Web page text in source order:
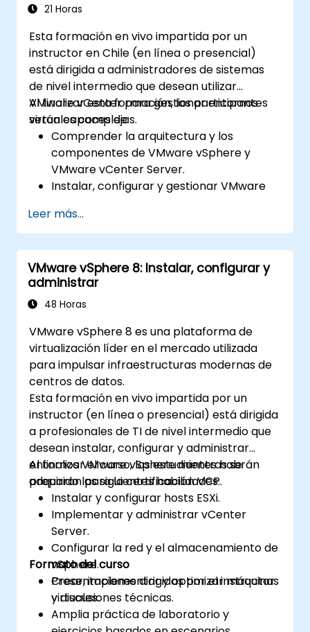
21 Horas
Esta formación en vivo impartida por un
instructor en Chile (en línea o presencial)
está dirigida a administradores de sistemas
de nivel intermedio que desean utilizar
VMware vCenter para gestionar entornos
virtuales complejos.
Al finalizar esta formación, los participantes
serán capaces de:
Comprender la arquitectura y los
componentes de VMware vSphere y
VMware vCenter Server.
Instalar, configurar y gestionar VMware
Implementar configuraciones avanzadas
de red y almacenamiento.
Crear, gestionar y migrar máquinas
virtuales.
Asegurar la alta disponibilidad y la
recuperación ante desastres en un
Automatizar tareas de vSphere y
gestionar el ciclo de vida y las
actualizaciones.
Diagnosticar problemas comunes y
aplicar las mejores prácticas.
Leer más...
VMware vSphere 8: Instalar, configurar y
administrar
48 Horas
VMware vSphere 8 es una plataforma de
virtualización líder en el mercado utilizada
para impulsar infraestructuras modernas de
centros de datos.
Esta formación en vivo impartida por un
instructor (en línea o presencial) está dirigida
a profesionales de TI de nivel intermedio que
desean instalar, configurar y administrar
entornos VMware vSphere mientras se
preparan para la certificación VCP.
Al finalizar el curso, los estudiantes habrán
adquirido las siguientes habilidades:
Instalar y configurar hosts ESXi.
Implementar y administrar vCenter
Server.
Configurar la red y el almacenamiento de
vSphere.
Crear, implementar y optimizar máquinas
virtuales.
Formato del curso
Presentaciones dirigidas por el instructor
y discusiones técnicas.
Amplia práctica de laboratorio y